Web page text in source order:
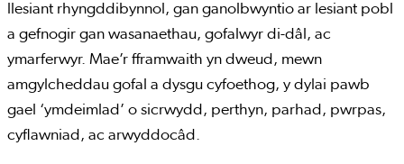
llesiant rhyngddibynnol, gan ganolbwyntio ar lesiant pobl
a gefnogir gan wasanaethau, gofalwyr di-dâl, ac
ymarferwyr. Mae’r fframwaith yn dweud, mewn
amgylcheddau gofal a dysgu cyfoethog, y dylai pawb
gael ‘ymdeimlad’ o sicrwydd, perthyn, parhad, pwrpas,
cyflawniad, ac arwyddocâd.